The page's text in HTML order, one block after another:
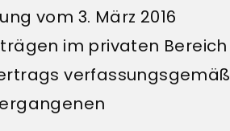
vom 3. März 2016
im privaten Bereich
verfassungsgemäß